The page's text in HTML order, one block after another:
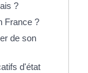
?
France ?
de son
d'état